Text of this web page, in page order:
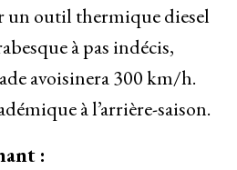
un outil thermique diesel
à pas indécis,
avoisinera 300 km/h.
à l’arrière-saison.
: